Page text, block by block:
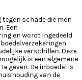
tegen schade die men
Een
en wordt ingedeeld
verschillen. Deze
is een algemene
geven. De inboedel is
van de